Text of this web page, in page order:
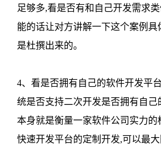
足够多,看是否有和自己开发需求
能的话让对方讲解一下这个案例具
是杜撰出来的。
4、看是否拥有自己的软件开发平
统是否支持二次开发是否拥有自己
本身就是衡量一家软件公司实力的
快速开发平台的定制开发,可以最